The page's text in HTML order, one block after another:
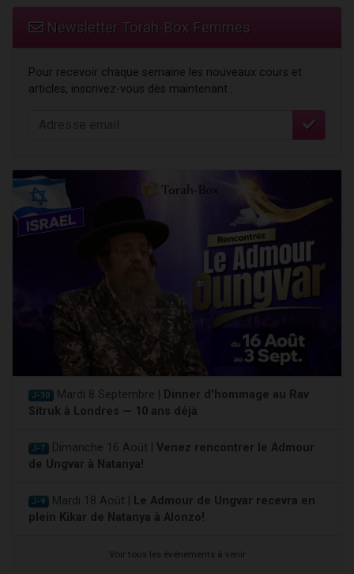
Newsletter Torah-Box Femmes
Pour recevoir chaque semaine les nouveaux cours et
articles, inscrivez-vous dès maintenant :
J-30 Mardi 8 Septembre |
Dinner d'hommage au Rav
Sitruk à Londres — 10 ans déjà
J-7 Dimanche 16 Août | Venez rencontrer le Admour
de Ungvar à Natanya!
J-9 Mardi 18 Août |
Le Admour de Ungvar recevra en
plein Kikar de Natanya à Alonzo!
Voir tous les événements à venir